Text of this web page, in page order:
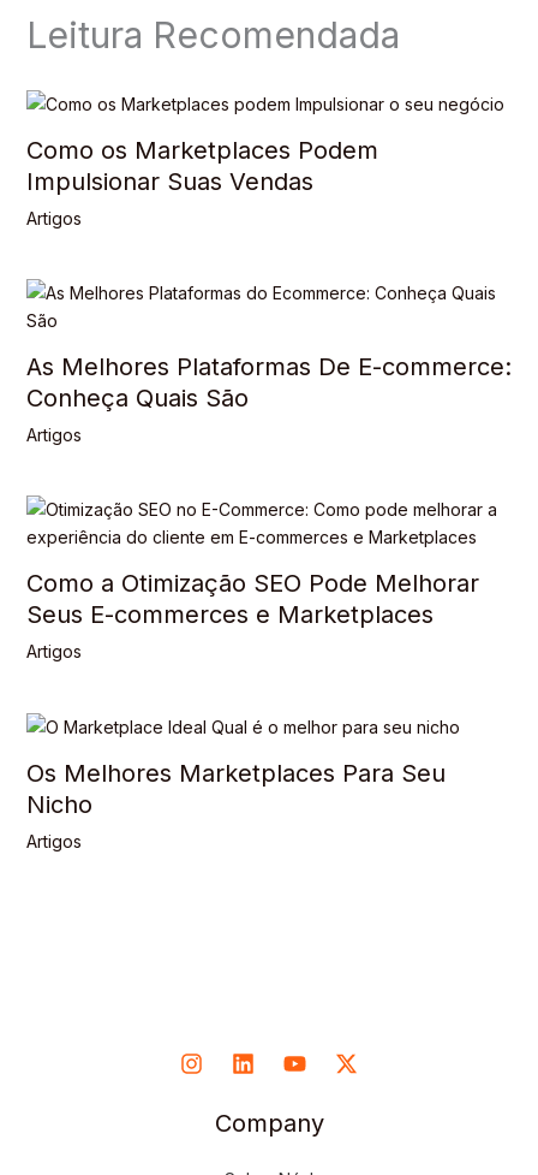
Leitura Recomendada
Como os Marketplaces Podem
Impulsionar Suas Vendas
Artigos
As Melhores Plataformas De E-commerce:
Conheça Quais São
Artigos
Como a Otimização SEO Pode Melhorar
Seus E-commerces e Marketplaces
Artigos
Os Melhores Marketplaces Para Seu
Nicho
Artigos
Company